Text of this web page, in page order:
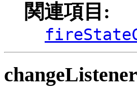
関連項目:
changeListener